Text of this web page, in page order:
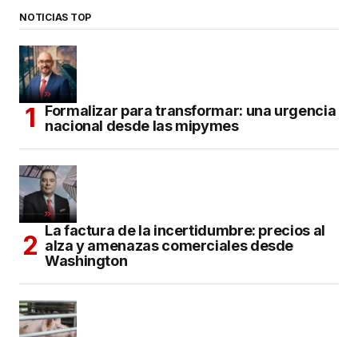
NOTICIAS TOP
Formalizar para transformar: una urgencia
nacional desde las mipymes
La factura de la incertidumbre: precios al
alza y amenazas comerciales desde
Washington